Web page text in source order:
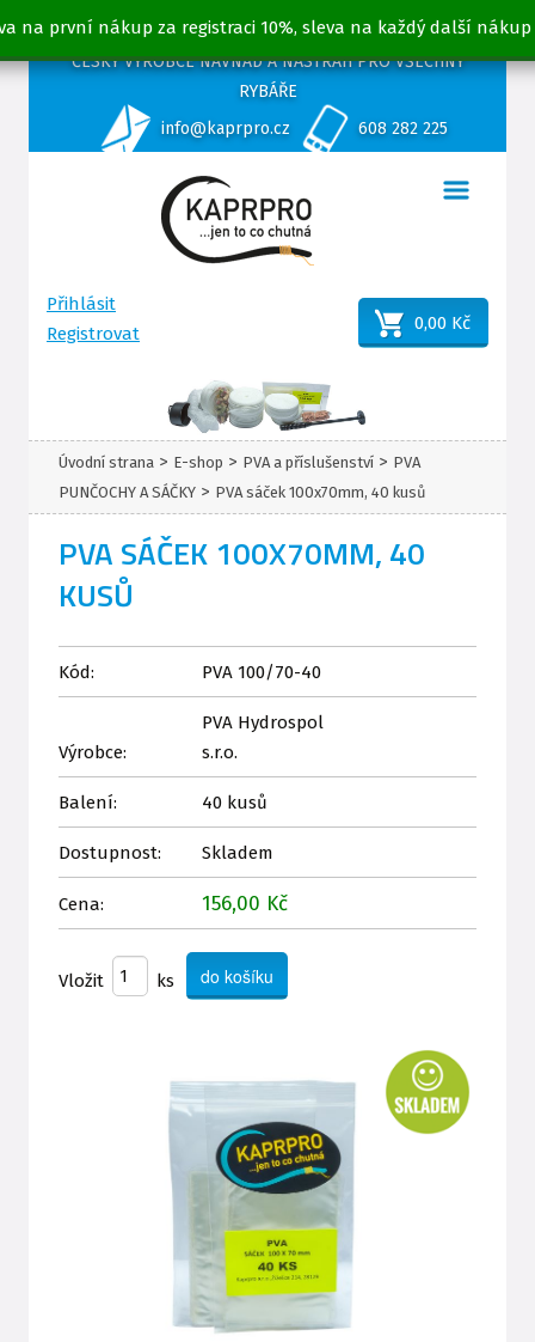
na první nákup za registraci 10%, sleva na každý další nákup
ČESKÝ VÝROBCE NÁVNAD A NÁSTRAH PRO VŠECHNY
RYBÁŘE
info@kaprpro.cz
608 282 225
Přihlásit
Registrovat
0,00 Kč
Úvodní strana > E-shop > PVA a příslušenství > PVA
PUNČOCHY A SÁČKY > PVA sáček 100x70mm, 40 kusů
PVA SÁČEK 100X70MM, 40
KUSŮ
Kód: PVA 100/70-40
Výrobce:
PVA Hydrospol
s.r.o.
Balení: 40 kusů
Dostupnost: Skladem
Cena: 156,00 Kč
Vložit ks